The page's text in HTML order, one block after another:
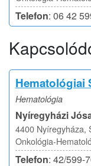
Telefon: 06 42
Hematológiai
Hematológia
Nyíregyházi
4400 Nyíregyháza,
Onkológia-
Telefon: 42/599-